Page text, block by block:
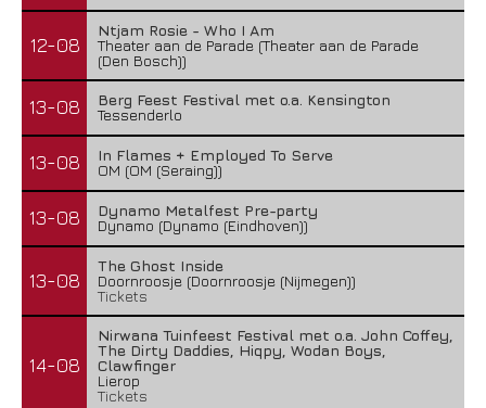
12-08
Ntjam Rosie - Who I Am
Theater aan de Parade (Theater aan de Parade
(Den Bosch))
13-08
Berg Feest Festival met o.a. Kensington
Tessenderlo
13-08
In Flames + Employed To Serve
OM (OM (Seraing))
13-08
Dynamo Metalfest Pre-party
Dynamo (Dynamo (Eindhoven))
13-08
The Ghost Inside
Doornroosje (Doornroosje (Nijmegen))
Tickets
14-08
Nirwana Tuinfeest Festival met o.a. John Coffey,
The Dirty Daddies, Hiqpy, Wodan Boys,
Clawfinger
Lierop
Tickets